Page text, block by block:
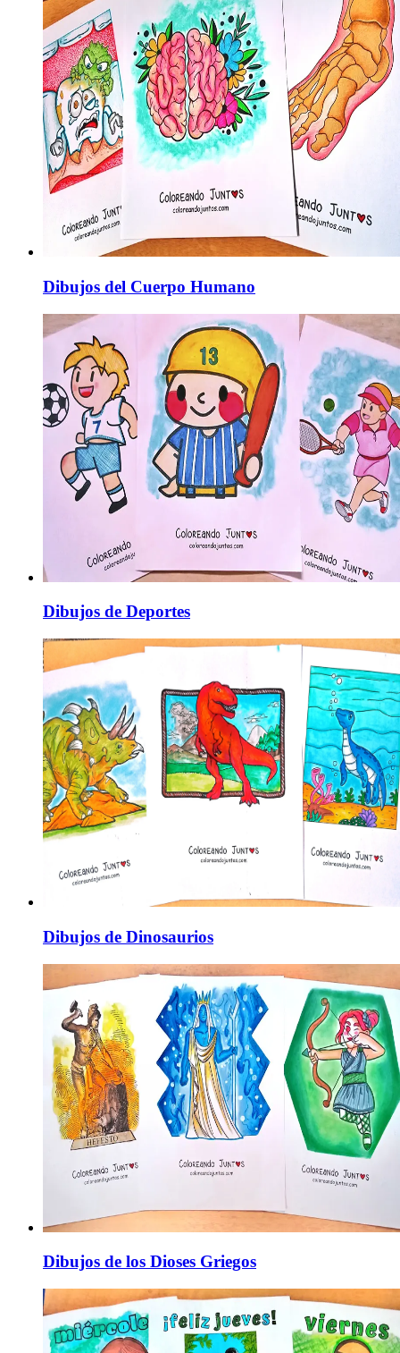
Dibujos del Cuerpo Humano
Dibujos de Deportes
Dibujos de Dinosaurios
Dibujos de los Dioses Griegos